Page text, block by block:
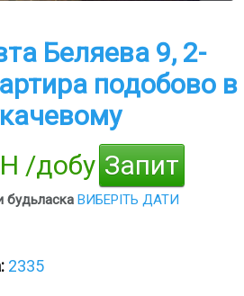
Беляева 9, 2-
подобово в
/добу Запит
будьласка ВИБЕРІТЬ ДАТИ
2335